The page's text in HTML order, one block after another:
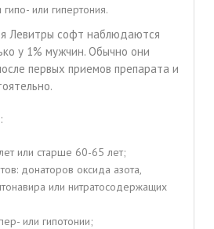
гипо- или гипертония.
Левитры софт наблюдаются
у 1% мужчин. Обычно они
первых приемов препарата и
или старше 60-65 лет;
донаторов оксида азота,
или нитратосодержащих
или гипотонии;